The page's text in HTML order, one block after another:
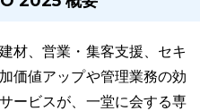
一覧 プラン
材、営業・集客支援、セキ
価値アップや管理業務の効
ービスが、一堂に会する専